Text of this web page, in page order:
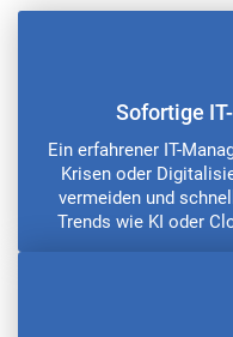
Sofortige
Ein erfahrener IT-
Krisen oder
vermeiden und
Trends wie KI oder